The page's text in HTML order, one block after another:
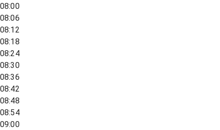
08:00
08:06
08:12
08:18
08:24
08:30
08:36
08:42
08:48
08:54
09:00